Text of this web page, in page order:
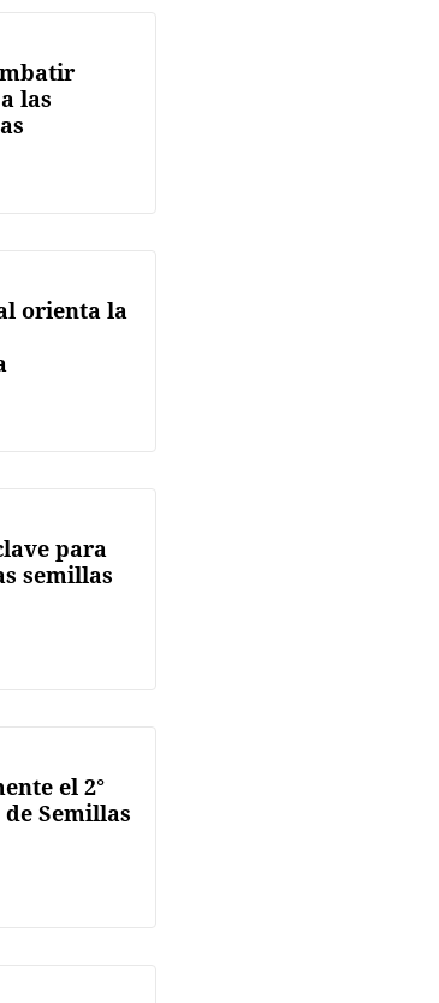
las
orienta la
para
semillas
el 2°
Semillas